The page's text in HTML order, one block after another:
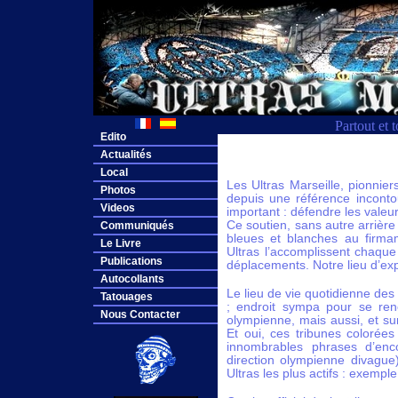
Partout et
Edito
Actualités
Local
Photos
Videos
Communiqués
Le Livre
Publications
Autocollants
Tatouages
Nous Contacter
Les Ultras Marseille,
depuis une référence
important : défendre les
Ce soutien, sans autre
bleues et blanches au
Ultras l’accomplissent
déplacements. Notre lieu
Le lieu de vie quotidienne
; endroit sympa pour se
olympienne, mais aussi, et
Et oui, ces tribunes
innombrables phrases
direction olympienne
Ultras les plus actifs :